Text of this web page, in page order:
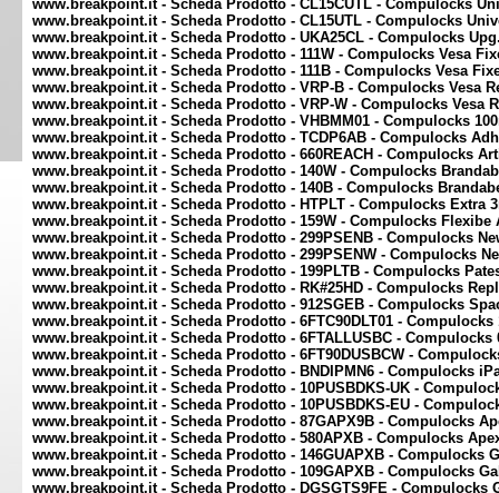
www.breakpoint.it - Scheda Prodotto - CL15CUTL - Compulocks
www.breakpoint.it - Scheda Prodotto - CL15UTL - Compulocks
www.breakpoint.it - Scheda Prodotto - UKA25CL - Compulocks
www.breakpoint.it - Scheda Prodotto - 111W - Compulocks Vesa
www.breakpoint.it - Scheda Prodotto - 111B - Compulocks Vesa
www.breakpoint.it - Scheda Prodotto - VRP-B - Compulocks Vesa
www.breakpoint.it - Scheda Prodotto - VRP-W - Compulocks Vesa
www.breakpoint.it - Scheda Prodotto - VHBMM01 - Compulocks
www.breakpoint.it - Scheda Prodotto - TCDP6AB - Compulocks
www.breakpoint.it - Scheda Prodotto - 660REACH - Compulocks
www.breakpoint.it - Scheda Prodotto - 140W - Compulocks
www.breakpoint.it - Scheda Prodotto - 140B - Compulocks
www.breakpoint.it - Scheda Prodotto - HTPLT - Compulocks Extra
www.breakpoint.it - Scheda Prodotto - 159W - Compulocks Flexibe
www.breakpoint.it - Scheda Prodotto - 299PSENB - Compulocks
www.breakpoint.it - Scheda Prodotto - 299PSENW - Compulocks
www.breakpoint.it - Scheda Prodotto - 199PLTB - Compulocks
www.breakpoint.it - Scheda Prodotto - RK#25HD - Compulocks
www.breakpoint.it - Scheda Prodotto - 912SGEB - Compulocks
www.breakpoint.it - Scheda Prodotto - 6FTC90DLT01 -
www.breakpoint.it - Scheda Prodotto - 6FTALLUSBC -
www.breakpoint.it - Scheda Prodotto - 6FT90DUSBCW -
www.breakpoint.it - Scheda Prodotto - BNDIPMN6 - Compulocks
www.breakpoint.it - Scheda Prodotto - 10PUSBDKS-UK -
www.breakpoint.it - Scheda Prodotto - 10PUSBDKS-EU -
www.breakpoint.it - Scheda Prodotto - 87GAPX9B - Compulocks
www.breakpoint.it - Scheda Prodotto - 580APXB - Compulocks
www.breakpoint.it - Scheda Prodotto - 146GUAPXB - Compulocks
www.breakpoint.it - Scheda Prodotto - 109GAPXB - Compulocks
www.breakpoint.it - Scheda Prodotto - DGSGTS9FE - Compulocks